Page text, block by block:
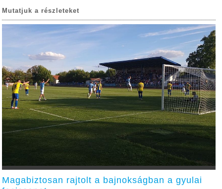
Mutatjuk a részleteket
Magabiztosan rajtolt a bajnokságban a gyulai